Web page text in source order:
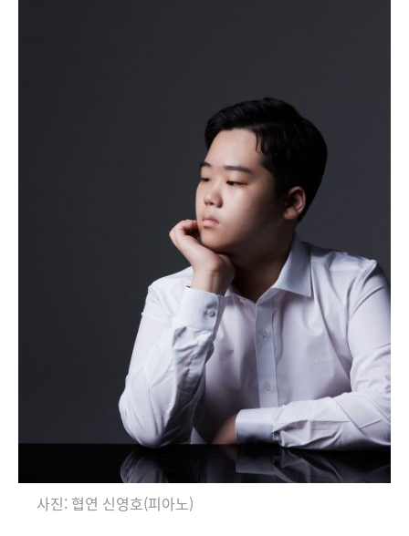
사진: 협연 신영호(피아노)